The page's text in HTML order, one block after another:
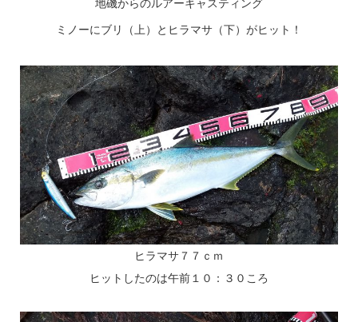
地磯からのルアーキャスティング
ミノーにブリ（上）とヒラマサ（下）がヒット！
ヒラマサ７７ｃｍ
ヒットしたのは午前１０：３０ころ